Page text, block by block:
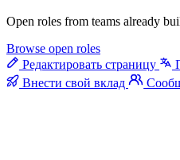
Open roles from teams already
Browse open roles
Редактировать страницу
Внести свой вклад